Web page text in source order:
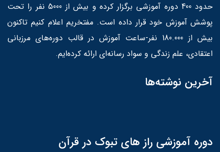
حدود 400 دوره آموزشی برگزار کرده و بیش از 5000 نفر را تحت
پوشش آموزش خود قرار داده است. مفتخریم اعلام کنیم تاکنون
بیش از 180.000 نفر-ساعت آموزش در قالب دوره‌های مرزبانی
اعتقادی، علم زندگی و سواد رسانه‌ای ارائه کرده‌ایم.
آخرین نوشته‌ها
دوره آموزشی راز های تبوک در قرآن